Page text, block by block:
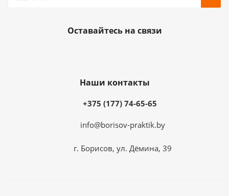
Оставайтесь на связи
Наши контакты
+375 (177) 74-65-65
info@borisov-praktik.by
г. Борисов, ул. Дёмина, 39